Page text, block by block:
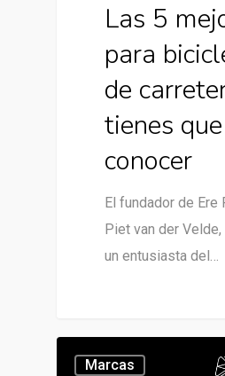
Las 5
para
de
tienes que
conocer
El fundador de Ere
Piet van der
un entusiasta del…
Marcas